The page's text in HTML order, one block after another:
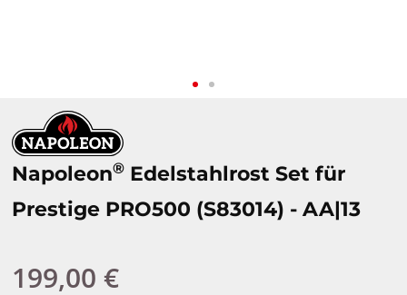
Napoleon® Edelstahlrost Set für
Prestige PRO500 (S83014) - AA|13
Regulärer Preis:
199,00 €